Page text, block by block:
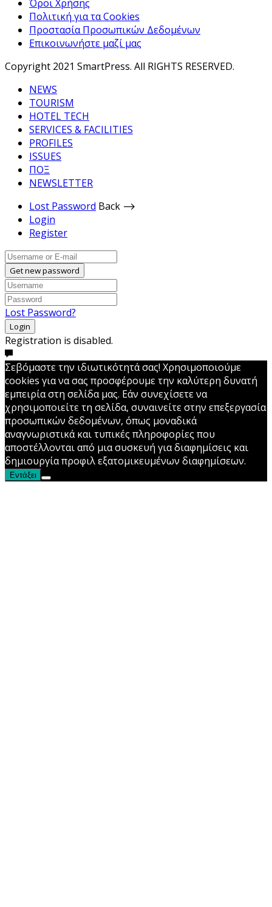
Όροι Χρήσης
Πολιτική για τα Cookies
Προστασία Προσωπικών Δεδομένων
Επικοινωνήστε μαζί μας
Copyright 2021 SmartPress. All RIGHTS RESERVED.
NEWS
TOURISM
HOTEL TECH
SERVICES & FACILITIES
PROFILES
ISSUES
ΠΟΞ
NEWSLETTER
Lost Password Back ⟶
Login
Register
Get new password
Lost Password?
Login
Registration is disabled.
Σεβόμαστε την ιδιωτικότητά σας! Χρησιμοποιούμε
cookies για να σας προσφέρουμε την καλύτερη δυνατή
εμπειρία στη σελίδα μας. Εάν συνεχίσετε να
χρησιμοποιείτε τη σελίδα, συναινείτε στην επεξεργασία
προσωπικών δεδομένων, όπως μοναδικά
αναγνωριστικά και τυπικές πληροφορίες που
αποστέλλονται από μια συσκευή για διαφημίσεις και
δημιουργία προφιλ εξατομικευμένων διαφημίσεων.
Εντάξει